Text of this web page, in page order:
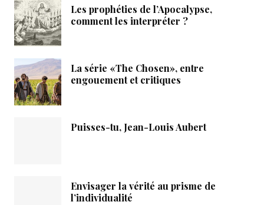
Les prophéties de l’Apocalypse,
comment les interpréter ?
La série «The Chosen», entre
engouement et critiques
Puisses-tu, Jean-Louis Aubert
Envisager la vérité au prisme de
l’individualité